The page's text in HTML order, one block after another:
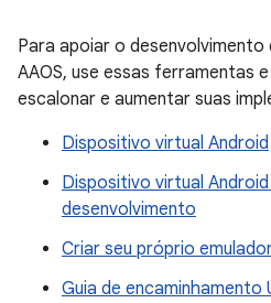
Para apoiar o desenvolvimento
AAOS, use essas ferramentas
escalonar e aumentar suas
Dispositivo virtual Android
Dispositivo virtual
desenvolvimento
Criar seu próprio
Guia de encaminhamento